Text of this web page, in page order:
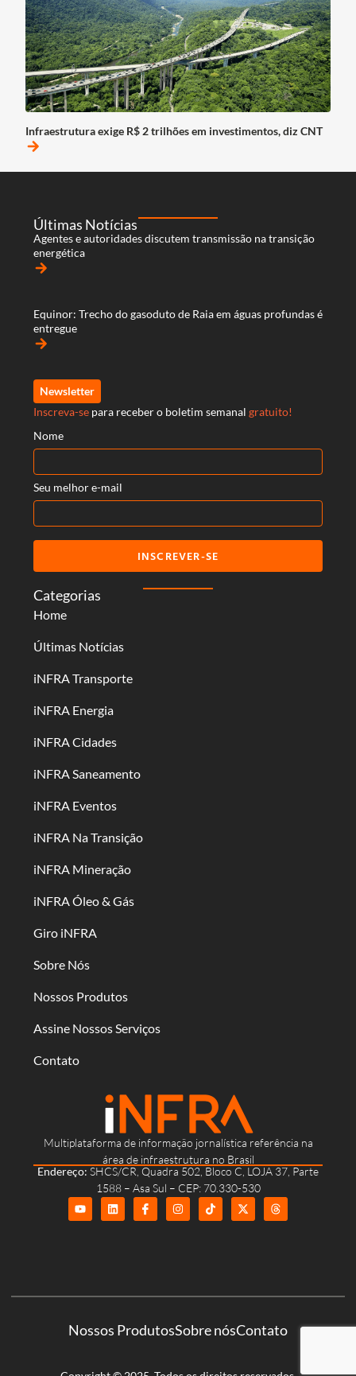
Infraestrutura exige R$ 2 trilhões em investimentos, diz CNT
arrow_forward
Multiplataforma de informação jornalística referência na
área de infraestrutura no Brasil
Endereço: SHCS/CR, Quadra 502, Bloco C, LOJA 37, Parte
1588 – Asa Sul – CEP: 70.330-530
Categorias
Home
Últimas Notícias
iNFRA Transporte
iNFRA Energia
iNFRA Cidades
iNFRA Saneamento
iNFRA Eventos
iNFRA Na Transição
iNFRA Mineração
iNFRA Óleo & Gás
Giro iNFRA
Sobre Nós
Nossos Produtos
Assine Nossos Serviços
Contato
Últimas Notícias
Agentes e autoridades discutem transmissão na transição
energética
arrow_forward
Equinor: Trecho do gasoduto de Raia em águas profundas é
entregue
arrow_forward
Newsletter
Inscreva-se para receber o boletim semanal gratuito!
Nome
Seu melhor e-mail
INSCREVER-SE
Nossos ProdutosSobre nósContato